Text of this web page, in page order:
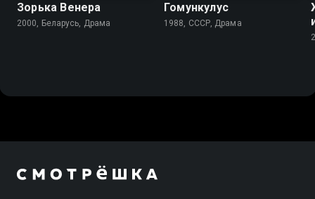
Зорька Венера
2000, Беларусь, Драма
Гомункулус
1988, СССР, Драма